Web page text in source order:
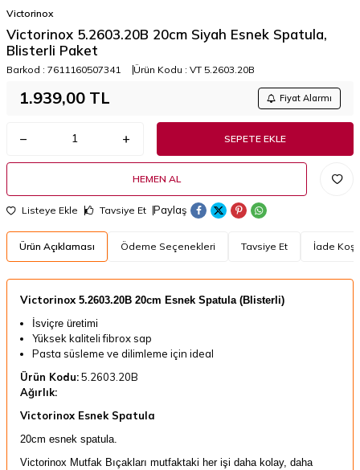
Victorinox
Victorinox 5.2603.20B 20cm Siyah Esnek Spatula,
Blisterli Paket
Barkod : 7611160507341 Ürün Kodu : VT 5.2603.20B
1.939,00 TL Fiyat Alarmı
SEPETE EKLE
HEMEN AL
Listeye Ekle Tavsiye Et Paylaş
Ürün Açıklaması Ödeme Seçenekleri Tavsiye Et İade
​​Victorinox 5.2603.20B 20cm Esnek Spatula (Blisterli)
İsviçre üretimi
Yüksek kaliteli fibrox sap
Pasta süsleme ve dilimleme için ideal
Ürün Kodu:5.2603.20B
Ağırlık:
Victorinox Esnek Spatula
20cm esnek spatula.
Victorinox Mutfak Bıçakları mutfaktaki her işi daha kolay, daha